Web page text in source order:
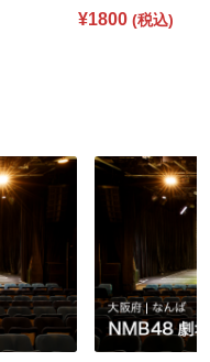
¥1800 (税込)